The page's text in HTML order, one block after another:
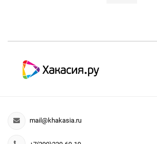
mail@khakasia.ru